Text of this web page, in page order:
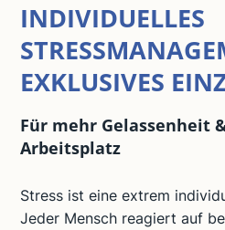
INDIVIDUELLES
EXKLUSIVES
Für mehr Gelassenheit
Arbeitsplatz
Stress ist eine extrem
Jeder Mensch reagiert auf